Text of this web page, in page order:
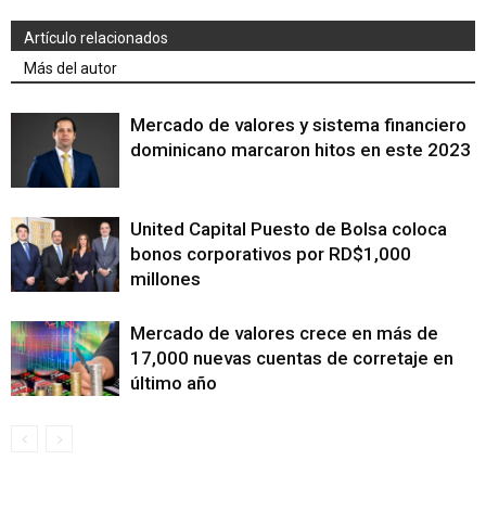
Artículo relacionados
Más del autor
Mercado de valores y sistema financiero
dominicano marcaron hitos en este 2023
United Capital Puesto de Bolsa coloca
bonos corporativos por RD$1,000
millones
Mercado de valores crece en más de
17,000 nuevas cuentas de corretaje en
último año